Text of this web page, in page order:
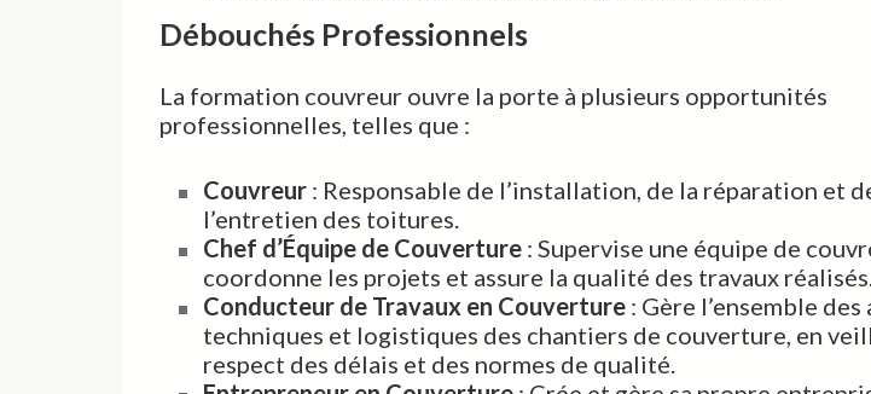
Débouchés Professionnels
La formation couvreur ouvre la porte à plusieurs opportunités
professionnelles, telles que :
Couvreur : Responsable de l’installation, de la réparation et
l’entretien des toitures.
Chef d’Équipe de Couverture : Supervise une équipe de
coordonne les projets et assure la qualité des travaux réalisés.
Conducteur de Travaux en Couverture : Gère l’ensemble des
techniques et logistiques des chantiers de couverture, en
respect des délais et des normes de qualité.